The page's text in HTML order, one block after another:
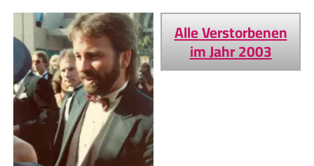
Alle Verstorbenen
im Jahr 2003